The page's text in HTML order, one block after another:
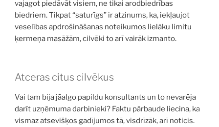
vajagot piedāvāt visiem, ne tikai arodbiedrības
biedriem. Tikpat “saturīgs” ir atzinums, ka, iekļaujot
veselības apdrošināšanas noteikumos lielāku limitu
ķermeņa masāžām, cilvēki to arī vairāk izmanto.
Atceras citus cilvēkus
Vai tam bija jāalgo papildu konsultants un to nevarēja
darīt uzņēmuma darbinieki? Faktu pārbaude liecina, ka
vismaz atsevišķos gadījumos tā, visdrīzāk, arī noticis.